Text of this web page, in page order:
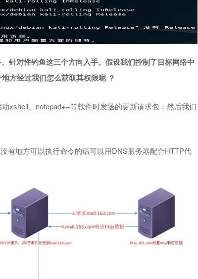
针对性钓鱼这三个方向入手。假设我们控制了目标网络中
方经过我们怎么获取其权限呢 ？
xshell、notepad++等软件时发送的更新请求包，然后我们
有地方可以执行命令的话可以用DNS服务器配合HTTP代